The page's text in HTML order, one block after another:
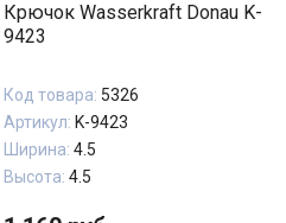
Крючок Wasserkraft Donau K-
9423
Код товара: 5326
Артикул: K-9423
Ширина: 4.5
Высота: 4.5